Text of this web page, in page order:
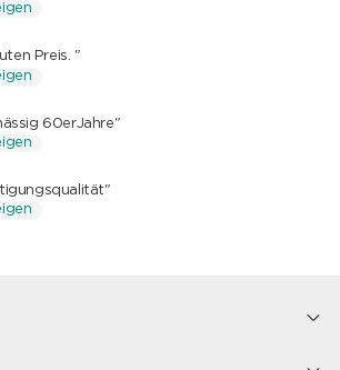
Preis. "
60erJahre"